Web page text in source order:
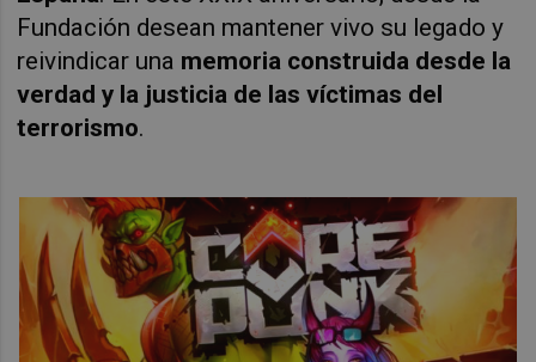
Fundación desean mantener vivo su legado y
reivindicar una memoria construida desde la
verdad y la justicia de las víctimas del
terrorismo.